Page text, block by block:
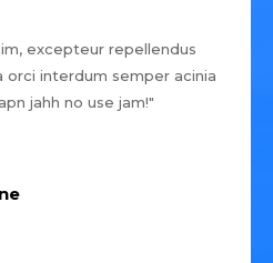
excepteur repellendus
orci interdum semper acinia
jahh no use jam!"